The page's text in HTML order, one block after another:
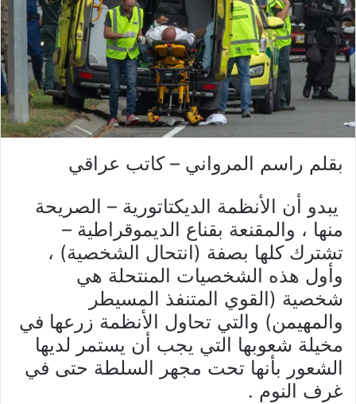
بقلم راسم المرواني – كاتب عراقي
يبدو أن الأنظمة الديكتاتورية – الصريحة
منها ، والمقنعة بقناع الديموقراطية –
تشترك كلها بصفة (انتحال الشخصية) ،
وأول هذه الشخصيات المنتحلة هي
شخصية (القوي المتنفذ المسيطر
والمهيمن) والتي تحاول الأنظمة زرعها في
مخيلة شعوبها التي يجب أن يستمر لديها
الشعور بأنها تحت مجهر السلطة حتى في
غرف النوم .